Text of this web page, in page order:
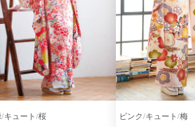
キュート 桜 ピンク キュート 梅